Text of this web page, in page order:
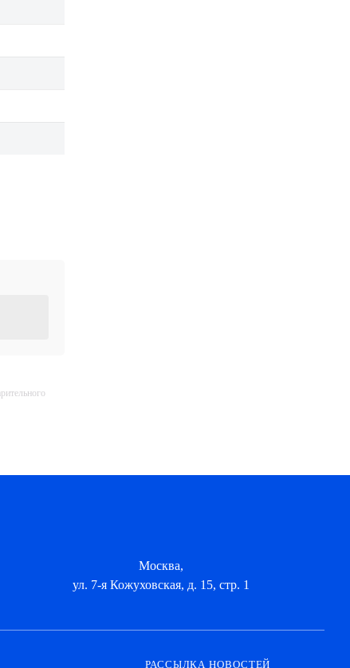
Москва,
ул. 7-я Кожуховская, д. 15, стр. 1
РАССЫЛКА НОВОСТЕЙ